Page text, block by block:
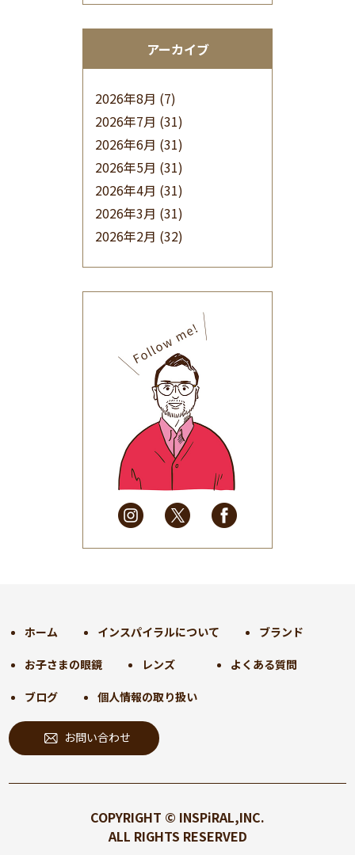
アーカイブ
2026年8月 (7)
2026年7月 (31)
2026年6月 (31)
2026年5月 (31)
2026年4月 (31)
2026年3月 (31)
2026年2月 (32)
(32)
2025年9月(30)
2025年8月(31)
2025年7月(37)
2025年6月(48)
2025年5月
(41)
2025年4月
(32)
2025年3月(31)
2025年2月
(28)
2025年1月
(34)
2024年9月(30)
2024年7月(31)
2024年6月(30)
2024年5月
2024年4月 (32)
2024年2月(31)
2024年1月(45)
2023年12月(31)
ホーム インスパイラルについて ブランド
お子さまの眼鏡 レンズ よくある質問
ブログ 個人情報の取り扱い
お問い合わせ
COPYRIGHT © INSPiRAL,INC.
ALL RIGHTS RESERVED